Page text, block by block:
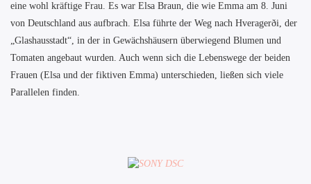
eine wohl kräftige Frau. Es war Elsa Braun, die wie Emma am 8. Juni
von Deutschland aus aufbrach. Elsa führte der Weg nach Hveragerði, der
„Glashausstadt“, in der in Gewächshäusern überwiegend Blumen und
Tomaten angebaut wurden. Auch wenn sich die Lebenswege der beiden
Frauen (Elsa und der fiktiven Emma) unterschieden, ließen sich viele
Parallelen finden.